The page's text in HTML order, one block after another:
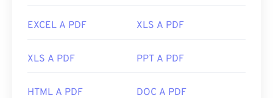
EXCEL A PDF XLS A PDF
XLS A PDF PPT A PDF
HTML A PDF DOC A PDF